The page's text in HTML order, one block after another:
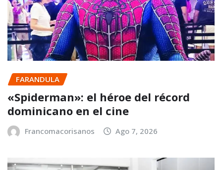
FARANDULA
«Spiderman»: el héroe del récord
dominicano en el cine
Francomacorisanos Ago 7, 2026